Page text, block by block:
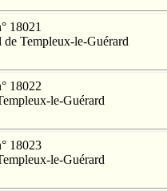
18021
Templeux-le-Guérard
18022
le-Guérard
18023
le-Guérard